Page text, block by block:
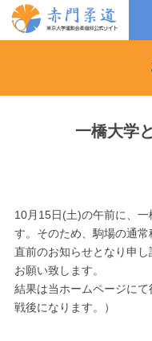
一橋大学
10月15日(土)の午前に、一
す。そのため、駒場の通常
直前のお知らせとなり申
お願い致します。
結果は当ホームページに
戦後になります。）